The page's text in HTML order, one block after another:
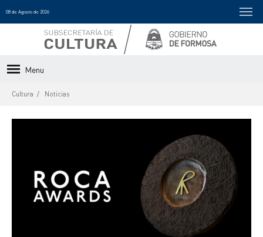
08 de Agosto de 2026
Menu
Cultura Noticias